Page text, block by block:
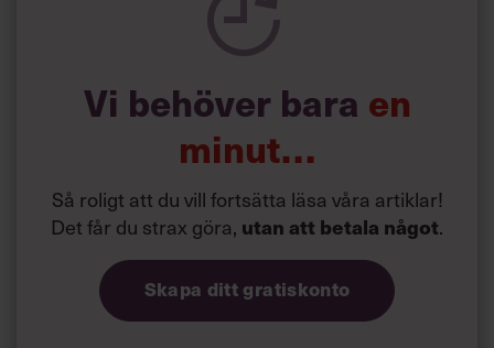
Vi behöver bara en
minut…
Så roligt att du vill fortsätta läsa våra artiklar!
Det får du strax göra, utan att betala något.
Skapa ditt gratiskonto